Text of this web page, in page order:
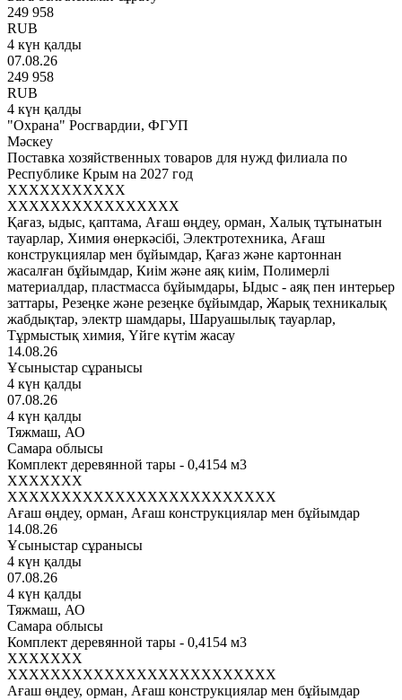
249 958
RUB
4 күн қалды
07.08.26
249 958
RUB
4 күн қалды
"Охрана" Росгвардии, ФГУП
Мәскеу
Поставка хозяйственных товаров для нужд филиала по
Республике Крым на 2027 год
XXXXXXXXXXX
XXXXXXXXXXXXXXXX
Қағаз, ыдыс, қаптама, Ағаш өңдеу, орман, Халық тұтынатын
тауарлар, Химия өнеркәсібі, Электротехника, Ағаш
конструкциялар мен бұйымдар, Қағаз және картоннан
жасалған бұйымдар, Киім және аяқ киім, Полимерлі
материалдар, пластмасса бұйымдары, Ыдыс - аяқ пен интерьер
заттары, Резеңке және резеңке бұйымдар, Жарық техникалық
жабдықтар, электр шамдары, Шаруашылық тауарлар,
Тұрмыстық химия, Үйге күтім жасау
14.08.26
Ұсыныстар сұранысы
4 күн қалды
07.08.26
4 күн қалды
Тяжмаш, АО
Самара облысы
Комплект деревянной тары - 0,4154 м3
XXXXXXX
XXXXXXXXXXXXXXXXXXXXXXXXX
Ағаш өңдеу, орман, Ағаш конструкциялар мен бұйымдар
14.08.26
Ұсыныстар сұранысы
4 күн қалды
07.08.26
4 күн қалды
Тяжмаш, АО
Самара облысы
Комплект деревянной тары - 0,4154 м3
XXXXXXX
XXXXXXXXXXXXXXXXXXXXXXXXX
Ағаш өңдеу, орман, Ағаш конструкциялар мен бұйымдар